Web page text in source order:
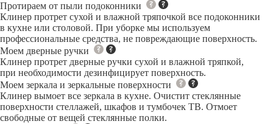
Протираем от пыли подоконники
Клинер протрет сухой и влажной тряпочкой все подоконники
в кухне или столовой. При уборке мы используем
профессиональные средства, не повреждающие поверхность.
Моем дверные ручки
Клинер протрет дверные ручки сухой и влажной тряпкой,
при необходимости дезинфицирует поверхность.
Моем зеркала и зеркальные поверхности
Клинер вымоет все зеркала в кухне. Очистит стеклянные
поверхности стеллажей, шкафов и тумбочек ТВ. Отмоет
свободные от вещей стеклянные полки.